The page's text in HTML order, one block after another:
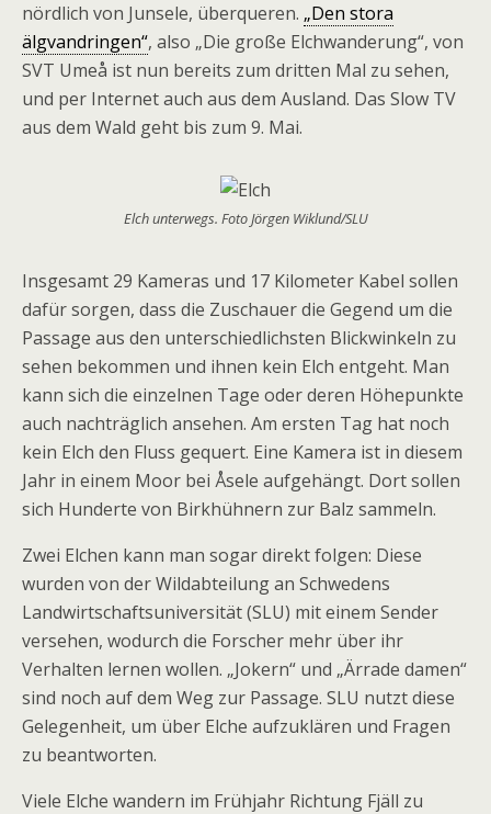
nördlich von Junsele, überqueren. „Den stora
älgvandringen“, also „Die große Elchwanderung“, von
SVT Umeå ist nun bereits zum dritten Mal zu sehen,
und per Internet auch aus dem Ausland. Das Slow TV
aus dem Wald geht bis zum 9. Mai.
Elch unterwegs. Foto Jörgen Wiklund/SLU
Insgesamt 29 Kameras und 17 Kilometer Kabel sollen
dafür sorgen, dass die Zuschauer die Gegend um die
Passage aus den unterschiedlichsten Blickwinkeln zu
sehen bekommen und ihnen kein Elch entgeht. Man
kann sich die einzelnen Tage oder deren Höhepunkte
auch nachträglich ansehen. Am ersten Tag hat noch
kein Elch den Fluss gequert. Eine Kamera ist in diesem
Jahr in einem Moor bei Åsele aufgehängt. Dort sollen
sich Hunderte von Birkhühnern zur Balz sammeln.
Zwei Elchen kann man sogar direkt folgen: Diese
wurden von der Wildabteilung an Schwedens
Landwirtschaftsuniversität (SLU) mit einem Sender
versehen, wodurch die Forscher mehr über ihr
Verhalten lernen wollen. „Jokern“ und „Ärrade damen“
sind noch auf dem Weg zur Passage. SLU nutzt diese
Gelegenheit, um über Elche aufzuklären und Fragen
zu beantworten.
Viele Elche wandern im Frühjahr Richtung Fjäll zu